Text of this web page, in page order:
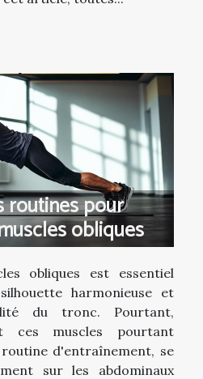
routines pour
obliques
obliques est essentiel
harmonieuse et
du tronc. Pourtant,
ces muscles pourtant
d'entraînement, se
sur les abdominaux